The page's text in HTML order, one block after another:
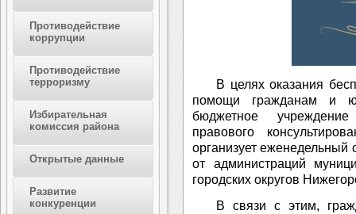
Противодействие
коррупции
Противодействие
терроризму
Избирательная
комиссия района
Открытые данные
Развитие
конкуренции
В целях оказания
помощи гражданам и
бюджетное
правового
организует
от администраций
городских округов
В связи с этим,